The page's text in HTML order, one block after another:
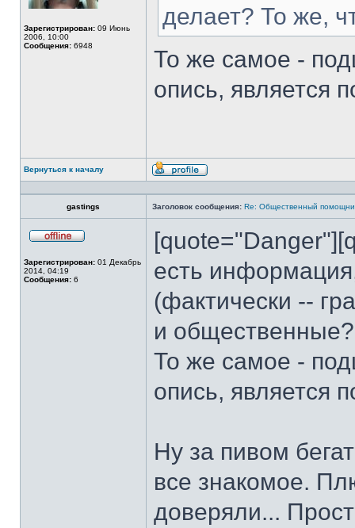
Зарегистрирован: 09 Июнь
2006, 10:00
Сообщения: 6948
делает? То же,
То же самое -
опись, является
Вернуться к началу
Профиль
gastings Заголовок сообщения: Re: Общественный
сети
Зарегистрирован: 01 Декабрь
2014, 04:19
Сообщения: 6
есть
(фактически --
и
То же самое -
опись, является
Ну за пивом
все знакомое.
доверяли...